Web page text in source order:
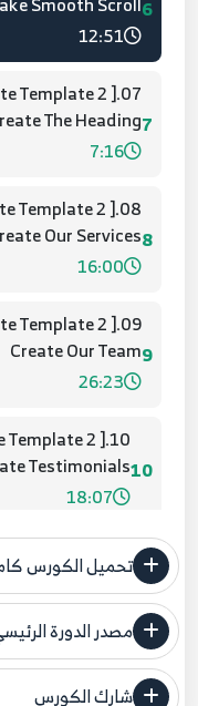
6
12:51
7
The Heading
7:16
8
Our Services
16:00
9
Create Our Team
26:23
10
Testimonials
18:07
11
Your Own Slider
12:43
Our Projects
تحميل الكورس
مصدر الدورة
فنحن لا ندعي ملكية
شارك الكورس